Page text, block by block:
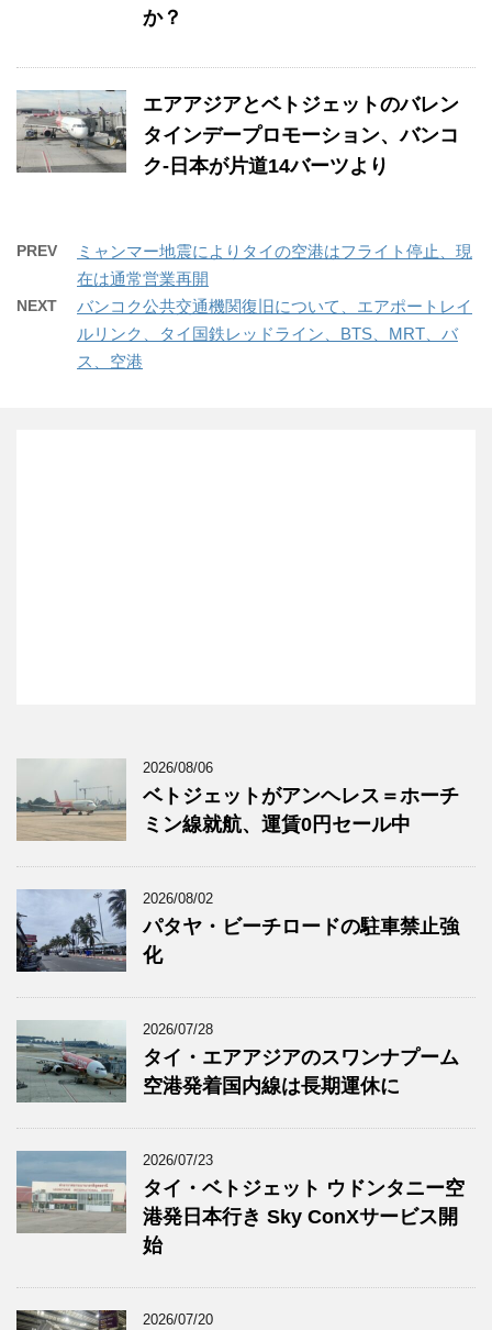
か？
エアアジアとベトジェットのバレン
タインデープロモーション、バンコ
ク-日本が片道14バーツより
PREV
ミャンマー地震によりタイの空港はフライト停止、現
在は通常営業再開
NEXT
バンコク公共交通機関復旧について、エアポートレイ
ルリンク、タイ国鉄レッドライン、BTS、MRT、バ
ス、空港
2026/08/06
ベトジェットがアンヘレス＝ホーチ
ミン線就航、運賃0円セール中
2026/08/02
パタヤ・ビーチロードの駐車禁止強
化
2026/07/28
タイ・エアアジアのスワンナプーム
空港発着国内線は長期運休に
2026/07/23
タイ・ベトジェット ウドンタニー空
港発日本行き Sky ConXサービス開
始
2026/07/20